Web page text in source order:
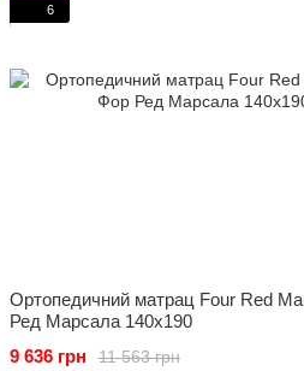
6
Ортопедичний матрац Four Red
Ред Марсала 140x190
11 563 грн
9 636 грн